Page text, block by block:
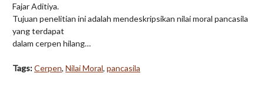
Fajar Aditiya.
Tujuan penelitian ini adalah mendeskripsikan nilai moral pancasila
yang terdapat
dalam cerpen hilang…
Tags:Cerpen, Nilai Moral, pancasila